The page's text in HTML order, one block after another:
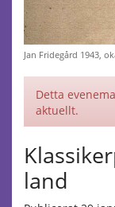
Jan Fridegård 1943,
Detta
aktuellt.
land